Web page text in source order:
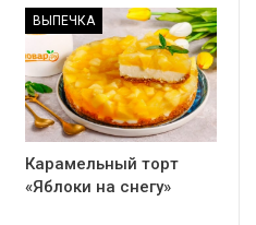
ВЫПЕЧКА
Карамельный торт
«Яблоки на снегу»